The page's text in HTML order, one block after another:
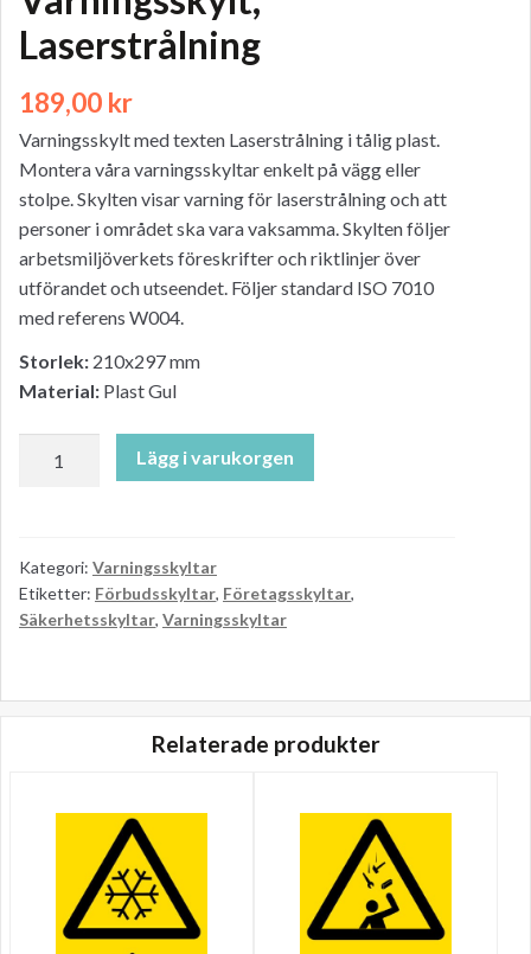
Laserstrålning
189,00 kr
Varningsskylt med texten Laserstrålning i tålig plast.
Montera våra varningsskyltar enkelt på vägg eller
stolpe. Skylten visar varning för laserstrålning och att
personer i området ska vara vaksamma. Skylten följer
arbetsmiljöverkets föreskrifter och riktlinjer över
utförandet och utseendet. Följer standard ISO 7010
med referens W004.
Storlek: 210x297 mm
Material: Plast Gul
Laserstrålning
Lägg i varukorgen
Kategori: Varningsskyltar
Etiketter: Förbudsskyltar, Företagsskyltar,
Säkerhetsskyltar, Varningsskyltar
Relaterade produkter